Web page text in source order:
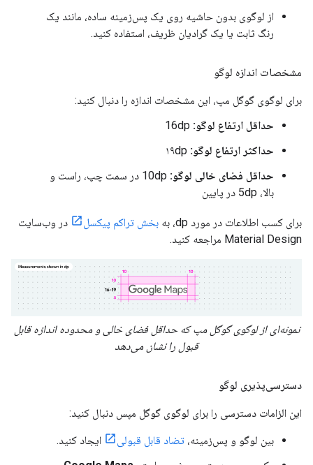
از لوگوی بدون حاشیه روی یک پس‌زمینه ساده، مانند یک
رنگ ثابت یا یک گرادیان ظریف، استفاده کنید.
مشخصات اندازه لوگو
برای لوگوی گوگل مپ، این مشخصات اندازه را دنبال کنید:
حداقل ارتفاع لوگو:
حداکثر ارتفاع لوگو:
حداقل فضای خالی لوگو:
10dp در سمت چپ، راست و
بالا، 5dp در پایین
برای کسب اطلاعات در مورد dp، به بخش تراکم پیکسل
در وب‌سایت
Material Design مراجعه کنید.
نمونه‌ای از لوگوی گوگل مپ که حداقل فضای خالی و محدوده اندازه قابل
قبول را نشان می‌دهد
دسترسی‌پذیری لوگو
این الزامات دسترسی را برای لوگوی گوگل مپس دنبال کنید:
بین لوگو و پس‌زمینه، تضاد قابل قبولی
ایجاد کنید.